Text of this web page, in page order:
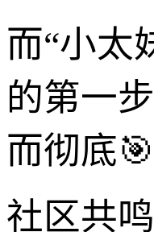
而“小太
的第一
而彻底🎯
社区共